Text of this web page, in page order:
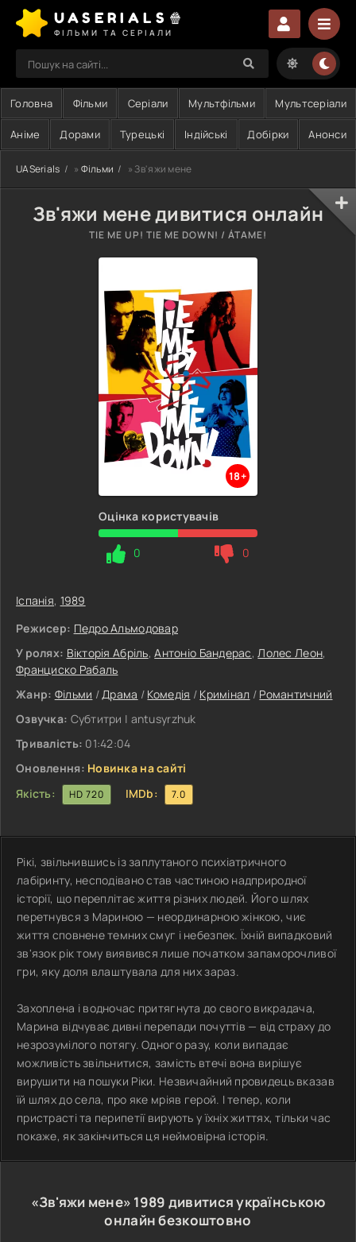
UASERIALS🍿
ФІЛЬМИ ТА СЕРІАЛИ
Головна Фільми Серіали Мультфільми Мультсеріали
Аніме Дорами Турецькі Індійські Добірки Анонси
UASerials » Фільми » Зв'яжи мене
Зв'яжи мене дивитися онлайн
TIE ME UP! TIE ME DOWN! / ÁTAME!
18+
Оцінка користувачів
0 0
Іспанія, 1989
Режисер: Педро Альмодовар
У ролях: Вікторія Абріль,Антоніо Бандерас,Лолес Леон,
Франциско Рабаль
Жанр: Фільми /Драма / Комедія / Кримінал / Романтичний
Озвучка: Субтитри | antusyrzhuk
Тривалість: 01:42:04
Оновлення: Новинка на сайті
Якість:
HD 720 IMDb: 7.0
Рікі, звільнившись із заплутаного психіатричного
лабіринту, несподівано став частиною надприродної
історії, що переплітає життя різних людей. Його шлях
перетнувся з Мариною — неординарною жінкою, чиє
життя сповнене темних смуг і небезпек. Їхній випадковий
зв'язок рік тому виявився лише початком запаморочливої
гри, яку доля влаштувала для них зараз.
Захоплена і водночас притягнута до свого викрадача,
Марина відчуває дивні перепади почуттів — від страху до
незрозумілого потягу. Одного разу, коли випадає
можливість звільнитися, замість втечі вона вирішує
вирушити на пошуки Ріки. Незвичайний провидець вказав
їй шлях до села, про яке мріяв герой. І тепер, коли
пристрасті та перипетії вирують у їхніх життях, тільки час
покаже, як закінчиться ця неймовірна історія.
«Зв'яжи мене» 1989 дивитися українською
онлайн безкоштовно